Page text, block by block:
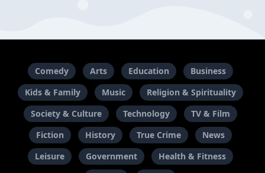
Comedy Arts Education
Business
Kids & Family
Music
Religion & Spirituality
Society & Culture
Technology
TV & Film
Fiction
History True Crime
News
Leisure
Government
Health & Fitness